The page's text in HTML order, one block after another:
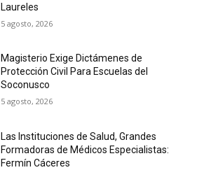
Laureles
5 agosto, 2026
Magisterio Exige Dictámenes de
Protección Civil Para Escuelas del
Soconusco
5 agosto, 2026
Las Instituciones de Salud, Grandes
Formadoras de Médicos Especialistas:
Fermín Cáceres